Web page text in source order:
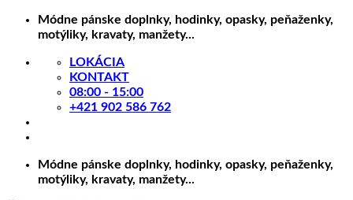
Skip
Módne pánske doplnky, hodinky, opasky, peňaženky,
motýliky, kravaty, manžety...
LOKÁCIA
KONTAKT
08:00 - 15:00
+421 902 586 762
Módne pánske doplnky, hodinky, opasky, peňaženky,
motýliky, kravaty, manžety...